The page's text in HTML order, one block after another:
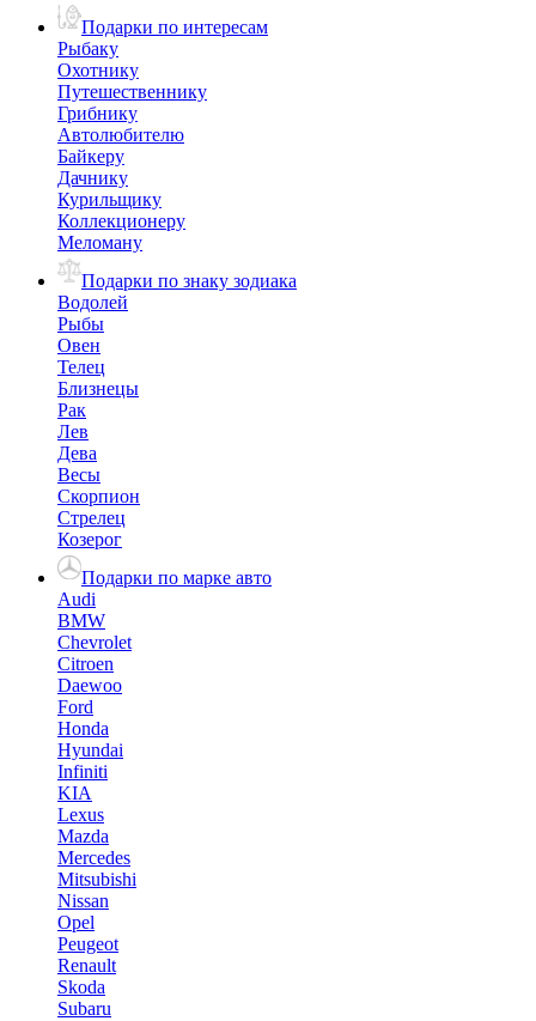
Подарки по интересам
Рыбаку
Охотнику
Путешественнику
Грибнику
Автолюбителю
Байкеру
Дачнику
Курильщику
Коллекционеру
Меломану
Подарки по знаку зодиака
Водолей
Рыбы
Овен
Телец
Близнецы
Рак
Лев
Дева
Весы
Скорпион
Стрелец
Козерог
Подарки по марке авто
Audi
BMW
Chevrolet
Citroen
Daewoo
Ford
Honda
Hyundai
Infiniti
KIA
Lexus
Mazda
Mercedes
Mitsubishi
Nissan
Opel
Peugeot
Renault
Skoda
Subaru